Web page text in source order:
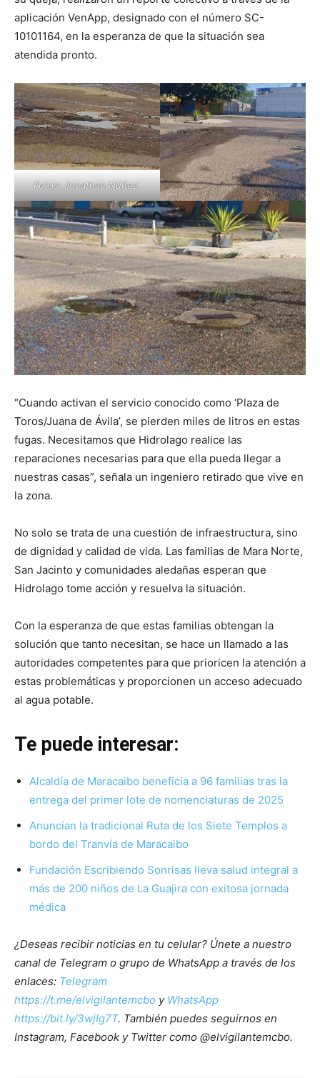
aplicación VenApp, designado con el número SC-
10101164, en la esperanza de que la situación sea
atendida pronto.
Fotos: Jonathan Núñez.
“Cuando activan el servicio conocido como ‘Plaza de
Toros/Juana de Ávila’, se pierden miles de litros en estas
fugas. Necesitamos que Hidrolago realice las
reparaciones necesarias para que ella pueda llegar a
nuestras casas”, señala un ingeniero retirado que vive en
la zona.
No solo se trata de una cuestión de infraestructura, sino
de dignidad y calidad de vida. Las familias de Mara Norte,
San Jacinto y comunidades aledañas esperan que
Hidrolago tome acción y resuelva la situación.
Con la esperanza de que estas familias obtengan la
solución que tanto necesitan, se hace un llamado a las
autoridades competentes para que prioricen la atención a
estas problemáticas y proporcionen un acceso adecuado
al agua potable.
Te puede interesar:
Alcaldía de Maracaibo beneficia a 96 familias tras la
entrega del primer lote de nomenclaturas de 2025
Anuncian la tradicional Ruta de los Siete Templos a
bordo del Tranvía de Maracaibo
Fundación Escribiendo Sonrisas lleva salud integral a
más de 200 niños de La Guajira con exitosa jornada
médica
¿Deseas recibir noticias en tu celular? Únete a nuestro
canal de Telegram o grupo de WhatsApp a través de los
enlaces: Telegram
https://t.me/elvigilantemcbo y WhatsApp
https://bit.ly/3wjIg7T. También puedes seguirnos en
Instagram, Facebook y Twitter como @elvigilantemcbo.